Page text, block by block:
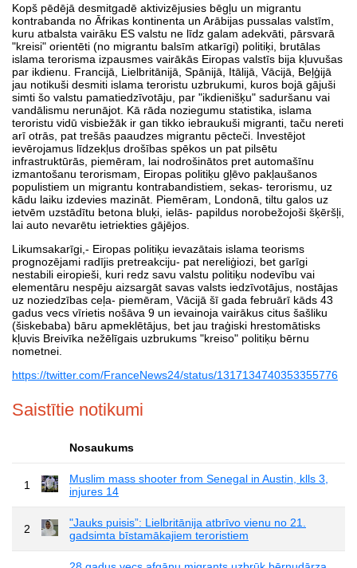
Kopš pēdējā desmitgadē aktivizējusies bēgļu un migrantu
kontrabanda no Āfrikas kontinenta un Arābijas pussalas valstīm,
kuru atbalsta vairāku ES valstu ne līdz galam adekvāti, pārsvarā
"kreisi" orientēti (no migrantu balsīm atkarīgi) politiķi, brutālas
islama terorisma izpausmes vairākās Eiropas valstīs bija kļuvušas
par ikdienu. Francijā, Lielbritānijā, Spānijā, Itālijā, Vācijā, Beļģijā
jau notikuši desmiti islama teroristu uzbrukumi, kuros bojā gājuši
simti šo valstu pamatiedzīvotāju, par "ikdienišķu" saduršanu vai
vandālismu nerunājot. Kā rāda noziegumu statistika, islama
teroristu vidū visbiežāk ir gan tikko iebraukuši migranti, taču nereti
arī otrās, pat trešās paaudzes migrantu pēcteči. Investējot
ievērojamus līdzekļus drošības spēkos un pat pilsētu
infrastruktūrās, piemēram, lai nodrošinātos pret automašīnu
izmantošanu terorismam, Eiropas politiķu gļēvo pakļaušanos
populistiem un migrantu kontrabandistiem, sekas- terorismu, uz
kādu laiku izdevies mazināt. Piemēram, Londonā, tiltu galos uz
ietvēm uzstādītu betona bluķi, ielās- papildus norobežojoši šķēršļi,
lai auto nevarētu ietriekties gājējos.
Likumsakarīgi,- Eiropas politiķu ievazātais islama teorisms
prognozējami radījis pretreakciju- pat nereliģiozi, bet garīgi
nestabili eiropieši, kuri redz savu valstu politiķu nodevību vai
elementāru nespēju aizsargāt savas valsts iedzīvotājus, nostājas
uz noziedzības ceļa- piemēram, Vācijā šī gada februārī kāds 43
gadus vecs vīrietis nošāva 9 un ievainoja vairākus citus šašliku
(šiskebaba) bāru apmeklētājus, bet jau traģiski hrestomātisks
kļuvis Breivīka nežēlīgais uzbrukums "kreiso" politiķu bērnu
nometnei.
https://twitter.com/FranceNews24/status/1317134740353355776
Saistītie notikumi
Nosaukums
1
Muslim mass shooter from Senegal in Austin, klls 3,
injures 14
2
"Jauks puisis”: Lielbritānija atbrīvo vienu no 21.
gadsimta bīstamākajiem teroristiem